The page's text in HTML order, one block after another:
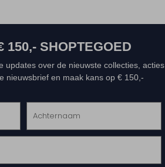
150,- SHOPTEGOED
updates over de nieuwste collecties, acties
nieuwsbrief en maak kans op € 150,-